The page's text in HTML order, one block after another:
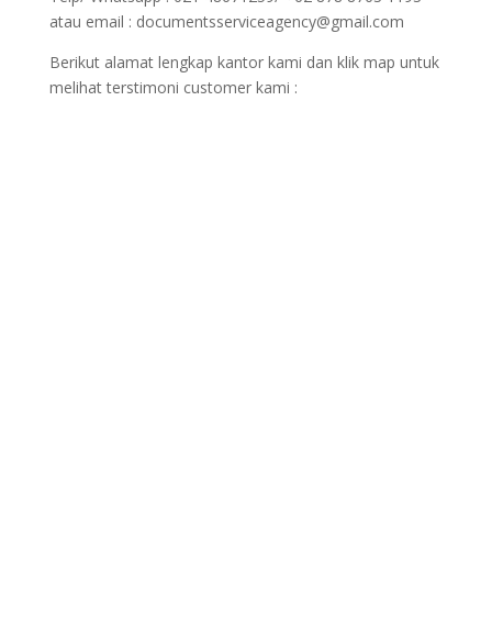
atau email : documentsserviceagency@gmail.com
Berikut alamat lengkap kantor kami dan klik map untuk
melihat terstimoni customer kami :